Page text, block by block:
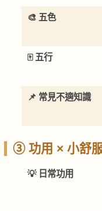
🎨 五色
🀄 五行
📌 常見不適知識
③ 功用 × 小舒
💡 日常功用